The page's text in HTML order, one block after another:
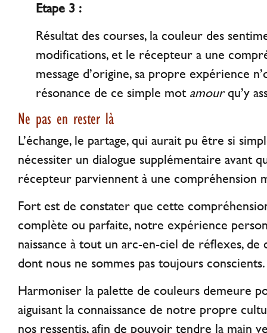
Etape 3 :
Résultat des courses, la couleur des
modifications, et le récepteur a une
message d’origine, sa propre expérience
résonance de ce simple mot amourqu’y
Ne pas en rester là
L’échange, le partage, qui aurait pu être si
nécessiter un dialogue supplémentaire avant
récepteur parviennent à une compréhension
Fort est de constater que cette
complète ou parfaite, notre expérience
naissance à tout un arc-en-ciel de réflexes, de
dont nous ne sommes pas toujours conscients.
Harmoniser la palette de couleurs demeure
aiguisant la connaissance de notre propre
nos ressentis, afin de pouvoir tendre la main